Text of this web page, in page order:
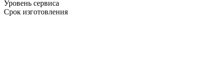
Уровень сервиса
Срок изготовления